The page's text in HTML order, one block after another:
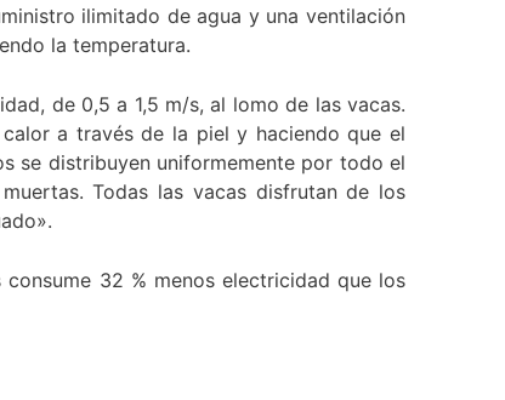
ilimitado de agua y una ventilación
la temperatura.
de 0,5 a 1,5 m/s, al lomo de las vacas.
a través de la piel y haciendo que el
se distribuyen uniformemente por todo el
Todas las vacas disfrutan de los
32 % menos electricidad que los